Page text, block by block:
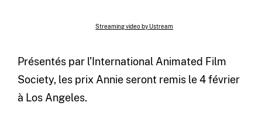
Streaming video by Ustream
Présentés par l’International Animated Film
Society, les prix Annie seront remis le 4 février
à Los Angeles.